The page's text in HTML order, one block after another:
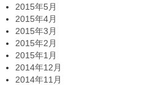
2015年5月
2015年4月
2015年3月
2015年2月
2015年1月
2014年12月
2014年11月